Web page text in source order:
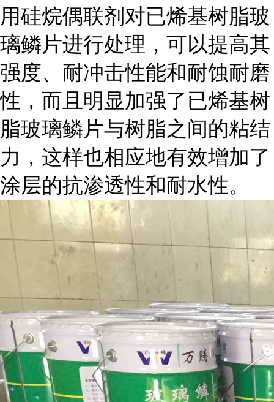
用硅烷偶联剂对已烯基树脂玻
璃鳞片进行处理，可以提高其
强度、耐冲击性能和耐蚀耐磨
性，而且明显加强了已烯基树
脂玻璃鳞片与树脂之间的粘结
力，这样也相应地有效增加了
涂层的抗渗透性和耐水性。